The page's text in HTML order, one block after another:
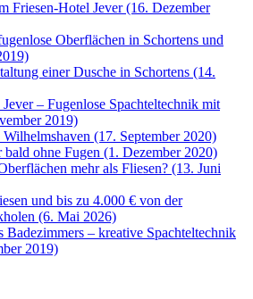
Friesen-Hotel Jever (16. Dezember
Oberflächen in Schortens und
einer Dusche in Schortens (14.
– Fugenlose Spachteltechnik mit
2019)
(17. September 2020)
ohne Fugen (1. Dezember 2020)
mehr als Fliesen? (13. Juni
und bis zu 4.000 € von der
(6. Mai 2026)
Badezimmers – kreative Spachteltechnik
2019)